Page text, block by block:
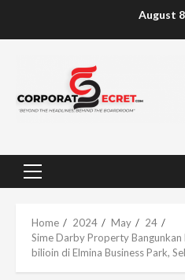
August
Primary
Home 2024 May
24
Sime Darby Property
bilioin di Elmina Business Park,